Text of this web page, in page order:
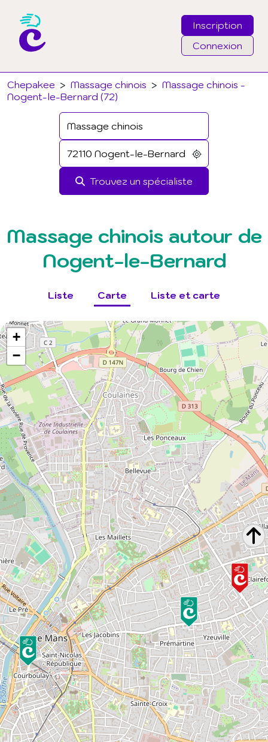
Inscription
Connexion
Chepakee > Massage chinois > Massage chinois -
Nogent-le-Bernard (72)
Trouvez un spécialiste
Email
Mot de passe
J'ai oublié mon mot de passe
Connexion
Massage chinois autour de
Nogent-le-Bernard
Liste Carte Liste et carte
+
−